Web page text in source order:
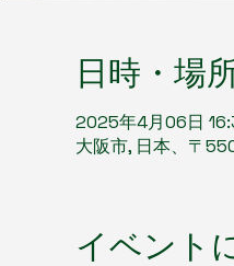
日時・場
2025年4月06日
大阪市, 日本、〒
イベント